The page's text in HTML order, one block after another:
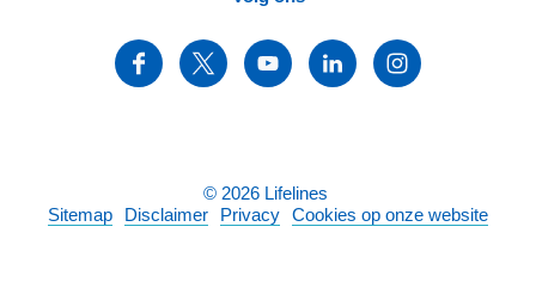
© 2026 Lifelines
Sitemap
Disclaimer Privacy Cookies op onze website